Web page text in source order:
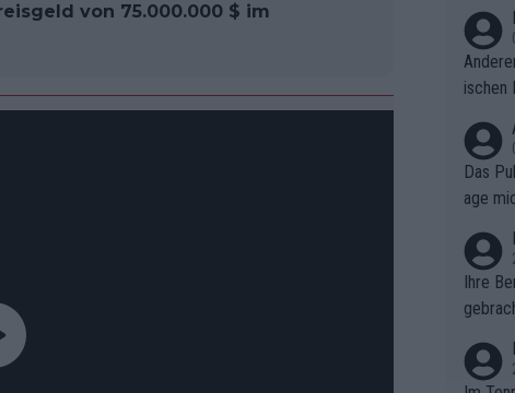
von 75.000.000 $ im
ischen
Das
age
ben.
Ihre